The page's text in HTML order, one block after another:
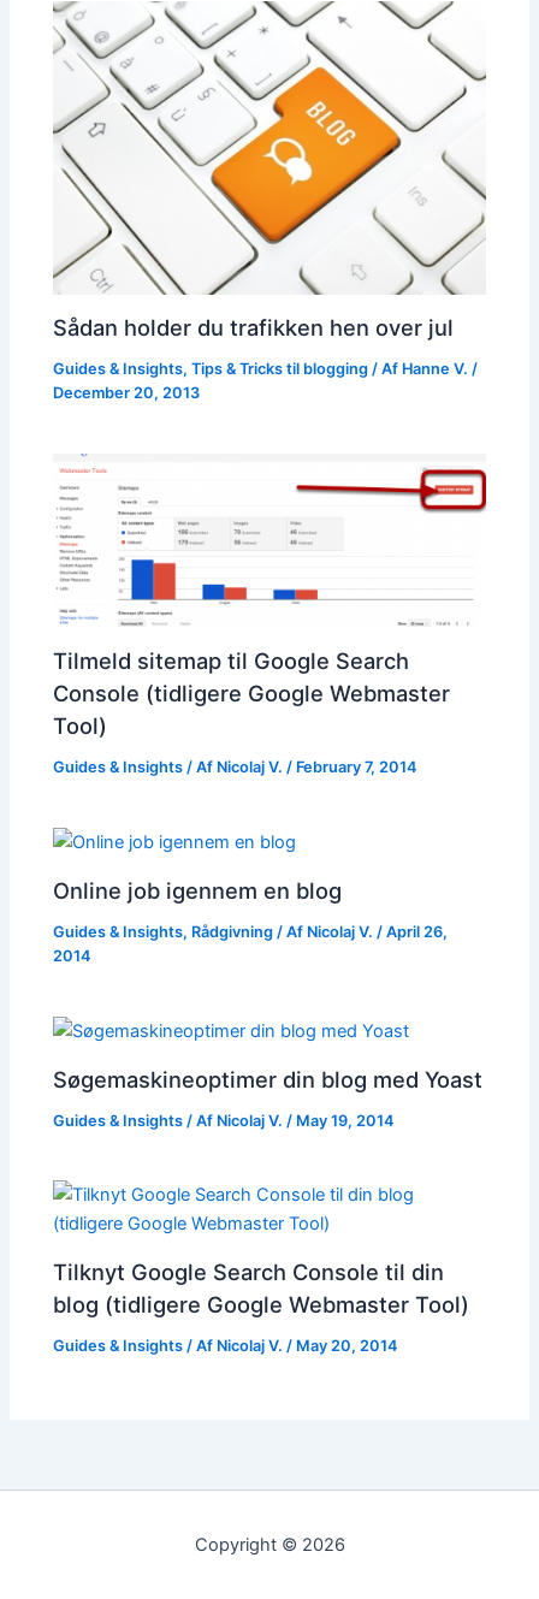
Sådan holder du trafikken hen over jul
Guides & Insights,Tips & Tricks til blogging / Af Hanne V./
December 20, 2013
Tilmeld sitemap til Google Search
Console (tidligere Google Webmaster
Tool)
Guides & Insights / Af Nicolaj V. / February 7, 2014
Online job igennem en blog
Guides & Insights, Rådgivning / Af Nicolaj V. /April 26,
2014
Søgemaskineoptimer din blog med Yoast
Guides & Insights / Af Nicolaj V. / May 19, 2014
Tilknyt Google Search Console til din
blog (tidligere Google Webmaster Tool)
Guides & Insights / Af Nicolaj V. / May 20, 2014
Copyright © 2026